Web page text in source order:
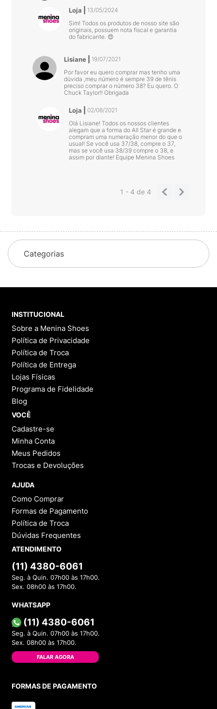
Loja
13/05/2024
Sim! Todos os produtos de nosso site são
originais, possuem nota fiscal e garantia
do fabricante. 😍
Lisiane
19/07/2021
Por favor eu quero comprar mas tenho uma
dúvida ,meu número é sempre 39 de tênis
preciso comprar o número 38? Eu quero. O
Chuck Taylor!! Obrigada
Loja
02/08/2021
Olá Lisiane! Todos os nossos clientes
alegam que a forma do All Star é grande e
compram uma numeração menor do que o
usual! Se você usa 37/38, compre o 37,
mas se você usa 38/39 compre o 38, e
assim por diante! Equipe Menina Shoes
1 - 4de 4
Categorias
INSTITUCIONAL
Sobre a Menina Shoes
Política de Privacidade
Política de Troca
Política de Entrega
Lojas Físicas
Programa de Fidelidade
Blog
VOCÊ
Cadastre-se
Minha Conta
Meus Pedidos
Trocas e Devoluções
AJUDA
Como Comprar
Formas de Pagamento
Política de Troca
Dúvidas Frequentes
ATENDIMENTO
(11) 4380-6061
Seg. à Quin. 07h00 às 17h00.
Sex. 08h00 às 17h00.
WHATSAPP
(11) 4380-6061
Seg. à Quin. 07h00 às 17h00.
Sex. 08h00 às 17h00.
FALAR AGORA
FORMAS DE PAGAMENTO